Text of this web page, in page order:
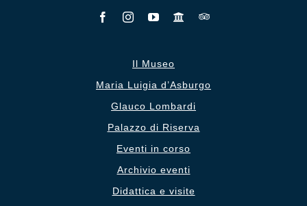
Il Museo
Maria Luigia d’Asburgo
Glauco Lombardi
Palazzo di Riserva
Eventi in corso
Archivio eventi
Didattica e visite